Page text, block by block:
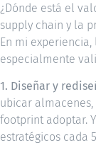
¿Dónde está el
supply chain y la
En mi
especialmente
1. Diseñar y
ubicar
footprint adoptar.
estratégicos cada